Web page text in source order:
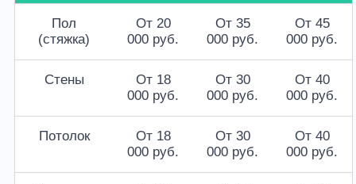
Пол
(стяжка)
От 20
000 руб.
От 35
000 руб.
От 45
000 руб.
Стены
От 18
000 руб.
От 30
000 руб.
От 40
000 руб.
Потолок
От 18
000 руб.
От 30
000 руб.
От 40
000 руб.